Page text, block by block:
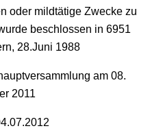
oder mildtätige Zwecke zu
beschlossen in 6951
28.Juni 1988
am 08.
2011